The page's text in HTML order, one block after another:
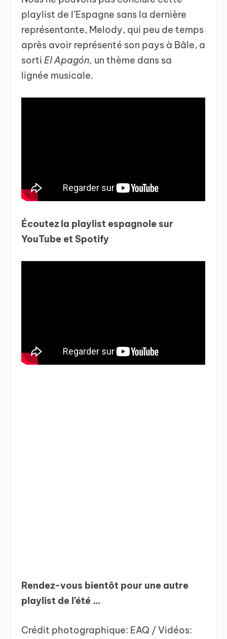
playlist de l’Espagne sans la dernière
représentante, Melody, qui peu de temps
après avoir représenté son pays à Bâle, a
sortiEl Apagón, un thème dans sa
lignée musicale.
Écoutez la playlist espagnole sur
YouTube et Spotify
Rendez-vous bientôt pour une autre
playlist de l’été …
Crédit photographique: EAQ / Vidéos: